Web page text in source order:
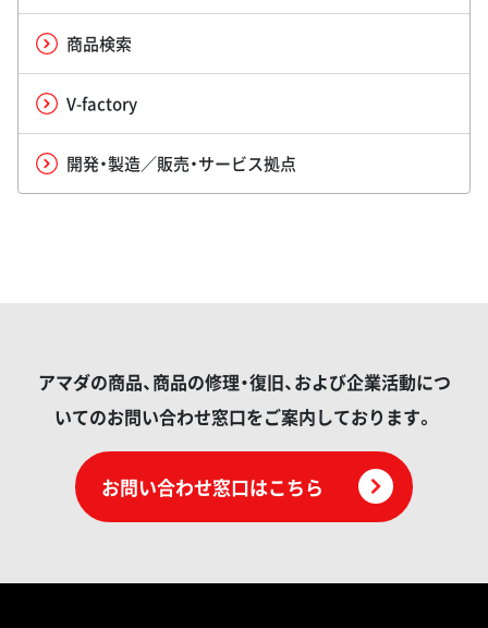
商品検索
V-factory
開発・製造／販売・サービス拠点
アマダの商品、商品の修理・復旧、および企業活動につ
いてのお問い合わせ窓口をご案内しております。
お問い合わせ窓口はこちら